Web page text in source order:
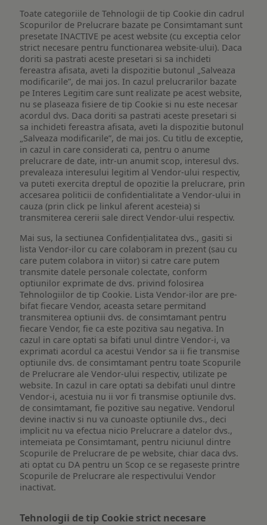
Toate categoriile de Tehnologii de tip Cookie din cadrul
Scopurilor de Prelucrare bazate pe Consimtamant sunt
presetate INACTIVE pe acest website (cu exceptia celor
strict necesare pentru functionarea website-ului). Daca
doriti sa pastrati aceste presetari si sa inchideti
fereastra afisata, aveti la dispozitie butonul „Salveaza
modificarile”, de mai jos. In cazul prelucrarilor bazate
pe Interes Legitim care sunt realizate pe acest website,
nu se plaseaza fisiere de tip Cookie si nu este necesar
acordul dvs. Daca doriti sa pastrati aceste presetari si
sa inchideti fereastra afisata, aveti la dispozitie butonul
„Salveaza modificarile”, de mai jos. Cu titlu de exceptie,
in cazul in care considerati ca, pentru o anume
prelucrare de date, intr-un anumit scop, interesul dvs.
prevaleaza interesului legitim al Vendor-ului respectiv,
va puteti exercita dreptul de opozitie la prelucrare, prin
accesarea politicii de confidentialitate a Vendor-ului in
cauza (prin click pe linkul aferent acesteia) si
transmiterea cererii sale direct Vendor-ului respectiv.
Mai sus, la sectiunea Confidențialitatea dvs., gasiti si
lista Vendor-ilor cu care colaboram in prezent (sau cu
care putem colabora in viitor) si catre care putem
transmite datele personale colectate, conform
optiunilor exprimate de dvs. privind folosirea
Tehnologiilor de tip Cookie. Lista Vendor-ilor are pre-
bifat fiecare Vendor, aceasta setare permitand
transmiterea optiunii dvs. de consimtamant pentru
fiecare Vendor, fie ca este pozitiva sau negativa. In
cazul in care optati sa bifati unul dintre Vendor-i, va
exprimati acordul ca acestui Vendor sa ii fie transmise
optiunile dvs. de consimtamant pentru toate Scopurile
de Prelucrare ale Vendor-ului respectiv, utilizate pe
website. In cazul in care optati sa debifati unul dintre
Vendor-i, acestuia nu ii vor fi transmise optiunile dvs.
de consimtamant, fie pozitive sau negative. Vendorul
devine inactiv si nu va cunoaste optiunile dvs., deci
implicit nu va efectua nicio Prelucrare a datelor dvs.,
intemeiata pe Consimtamant, pentru niciunul dintre
Scopurile de Prelucrare de pe website, chiar daca dvs.
ati optat cu DA pentru un Scop ce se regaseste printre
Scopurile de Prelucrare ale respectivului Vendor
inactivat.
Tehnologii de tip Cookie strict necesare